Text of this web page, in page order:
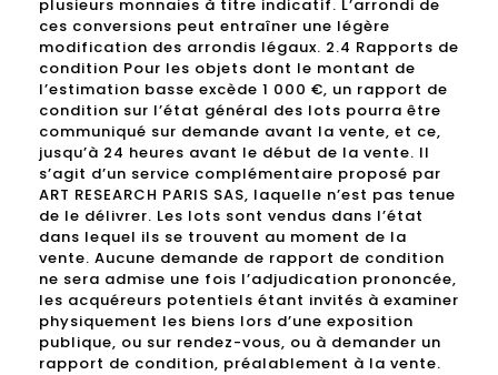
plusieurs monnaies à titre indicatif. L’arrondi de
ces conversions peut entraîner une légère
modification des arrondis légaux. 2.4 Rapports de
condition Pour les objets dont le montant de
l’estimation basse excède 1 000 €, un rapport de
condition sur l’état général des lots pourra être
communiqué sur demande avant la vente, et ce,
jusqu’à 24 heures avant le début de la vente. Il
s’agit d’un service complémentaire proposé par
ART RESEARCH PARIS SAS, laquelle n’est pas tenue
de le délivrer. Les lots sont vendus dans l’état
dans lequel ils se trouvent au moment de la
vente. Aucune demande de rapport de condition
ne sera admise une fois l’adjudication prononcée,
les acquéreurs potentiels étant invités à examiner
physiquement les biens lors d’une exposition
publique, ou sur rendez-vous, ou à demander un
rapport de condition, préalablement à la vente.